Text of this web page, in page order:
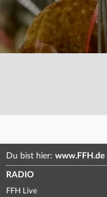
Du bist hier: www.FFH.de
RADIO
FFH Live